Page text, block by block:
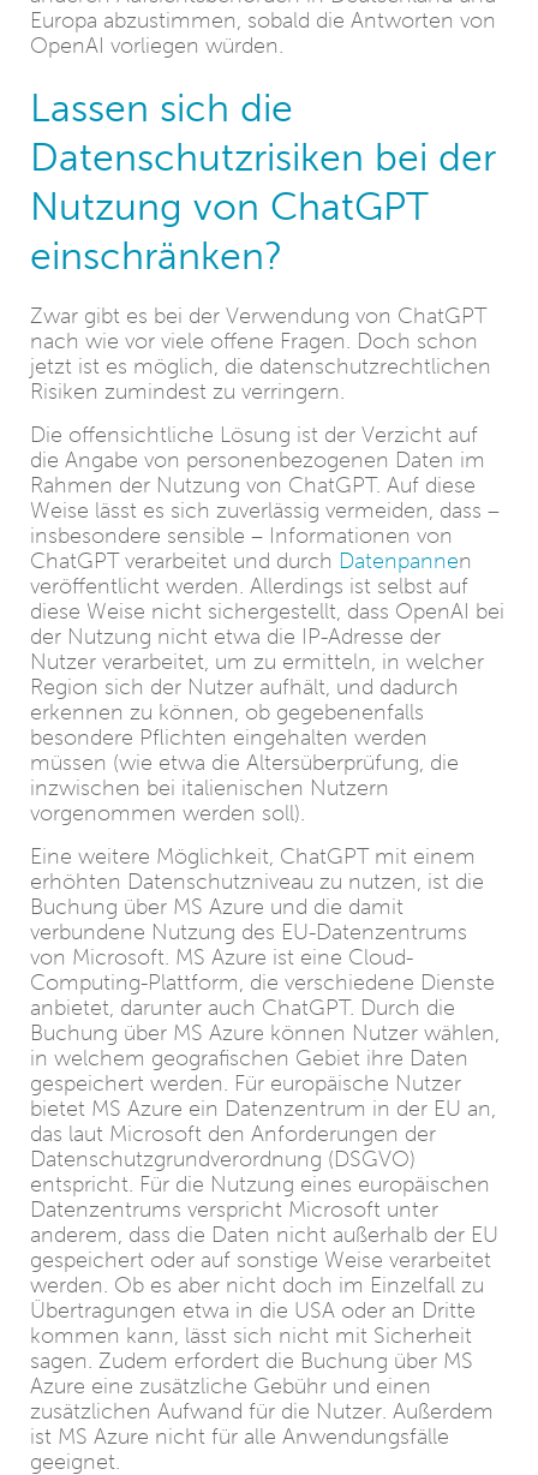
Europa abzustimmen, sobald die Antworten von
OpenAI vorliegen würden.
Lassen sich die
Datenschutzrisiken bei der
Nutzung von ChatGPT
einschränken?
Zwar gibt es bei der Verwendung von ChatGPT
nach wie vor viele offene Fragen. Doch schon
jetzt ist es möglich, die datenschutzrechtlichen
Risiken zumindest zu verringern.
Die offensichtliche Lösung ist der Verzicht auf
die Angabe von personenbezogenen Daten im
Rahmen der Nutzung von ChatGPT. Auf diese
Weise lässt es sich zuverlässig vermeiden, dass –
insbesondere sensible – Informationen von
ChatGPT verarbeitet und durch Datenpannen
veröffentlicht werden. Allerdings ist selbst auf
diese Weise nicht sichergestellt, dass OpenAI bei
der Nutzung nicht etwa die IP-Adresse der
Nutzer verarbeitet, um zu ermitteln, in welcher
Region sich der Nutzer aufhält, und dadurch
erkennen zu können, ob gegebenenfalls
besondere Pflichten eingehalten werden
müssen (wie etwa die Altersüberprüfung, die
inzwischen bei italienischen Nutzern
vorgenommen werden soll).
Eine weitere Möglichkeit, ChatGPT mit einem
erhöhten Datenschutzniveau zu nutzen, ist die
Buchung über MS Azure und die damit
verbundene Nutzung des EU-Datenzentrums
von Microsoft. MS Azure ist eine Cloud-
Computing-Plattform, die verschiedene Dienste
anbietet, darunter auch ChatGPT. Durch die
Buchung über MS Azure können Nutzer wählen,
in welchem geografischen Gebiet ihre Daten
gespeichert werden. Für europäische Nutzer
bietet MS Azure ein Datenzentrum in der EU an,
das laut Microsoft den Anforderungen der
Datenschutzgrundverordnung (DSGVO)
entspricht. Für die Nutzung eines europäischen
Datenzentrums verspricht Microsoft unter
anderem, dass die Daten nicht außerhalb der EU
gespeichert oder auf sonstige Weise verarbeitet
werden. Ob es aber nicht doch im Einzelfall zu
Übertragungen etwa in die USA oder an Dritte
kommen kann, lässt sich nicht mit Sicherheit
sagen. Zudem erfordert die Buchung über MS
Azure eine zusätzliche Gebühr und einen
zusätzlichen Aufwand für die Nutzer. Außerdem
ist MS Azure nicht für alle Anwendungsfälle
geeignet.